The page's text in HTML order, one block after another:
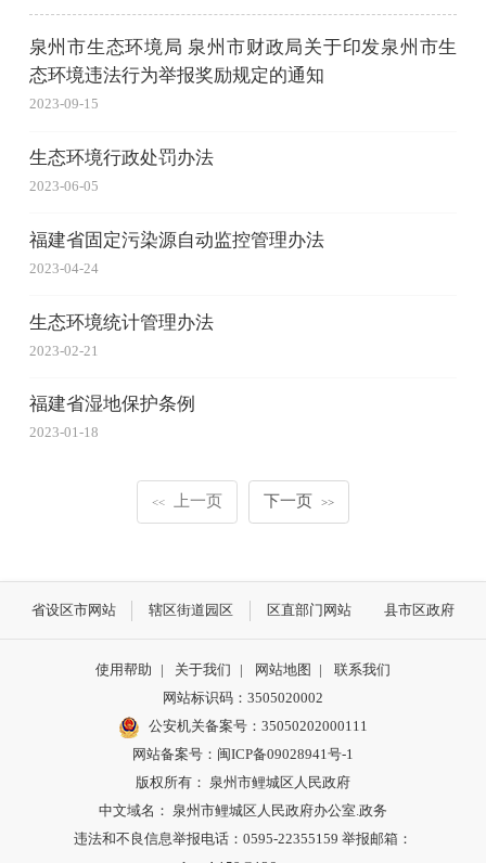
泉州市生态环境局 泉州市财政局关于印发泉州市生
态环境违法行为举报奖励规定的通知
2023-09-15
生态环境行政处罚办法
2023-06-05
福建省固定污染源自动监控管理办法
2023-04-24
生态环境统计管理办法
2023-02-21
福建省湿地保护条例
2023-01-18
<< 上一页 下一页 >>
省设区市网站 辖区街道园区 区直部门网站 县市区政府
使用帮助 | 关于我们 | 网站地图 |
联系我们
网站标识码：3505020002
公安机关备案号：35050202000111
网站备案号：闽ICP备09028941号-1
版权所有： 泉州市鲤城区人民政府
中文域名： 泉州市鲤城区人民政府办公室.政务
违法和不良信息举报电话：0595-22355159 举报邮箱：